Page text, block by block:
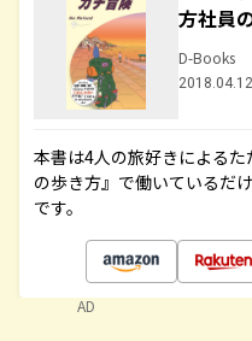
方社員
D-Books
本書は4人の旅好きによる
の歩き方』で働いているだ
です。
AD